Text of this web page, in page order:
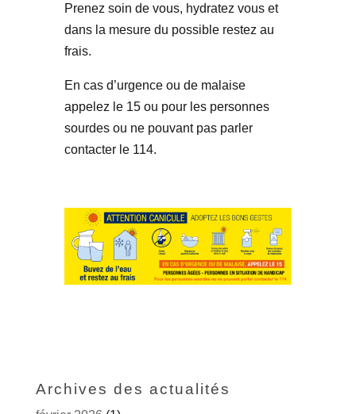
Prenez soin de vous, hydratez vous et
dans la mesure du possible restez au
frais.
En cas d’urgence ou de malaise
appelez le 15 ou pour les personnes
sourdes ou ne pouvant pas parler
contacter le 114.
Archives des actualités